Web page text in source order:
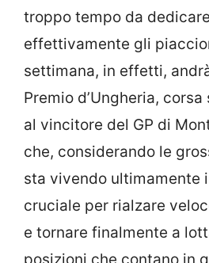
troppo tempo da
effettivamente gli
settimana, in effetti,
Premio d’Ungheria,
al vincitore del GP di
che, considerando le
sta vivendo ultimamente
cruciale per rialzare
e tornare finalmente a
posizioni che contano in